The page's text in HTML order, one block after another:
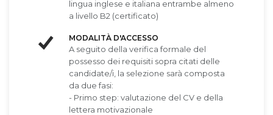
lingua inglese e italiana entrambe almeno
a livello B2 (certificato)
MODALITÀ D'ACCESSO
A seguito della verifica formale del
possesso dei requisiti sopra citati delle
candidate/i, la selezione sarà composta
da due fasi:
- Primo step: valutazione del CV e della
lettera motivazionale